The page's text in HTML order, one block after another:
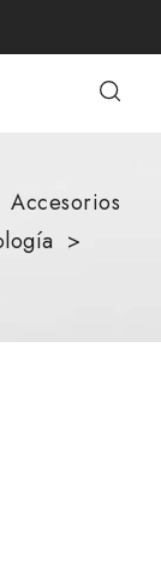
Accesorios